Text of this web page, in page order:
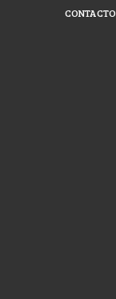
CONTACTO